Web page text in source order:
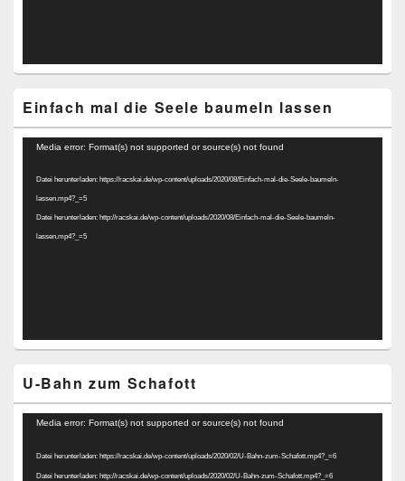
Einfach mal die Seele baumeln lassen
Video-
Media error: Format(s) not supported or source(s) not found
Datei herunterladen: https://racskai.de/wp-content/uploads/2020/08/Einfach-mal-die-Seele-baumeln-
lassen.mp4?_=5
Datei herunterladen: http://racskai.de/wp-content/uploads/2020/08/Einfach-mal-die-Seele-baumeln-
lassen.mp4?_=5
U-Bahn zum Schafott
Video-
Media error: Format(s) not supported or source(s) not found
Datei herunterladen: https://racskai.de/wp-content/uploads/2020/02/U-Bahn-zum-Schafott.mp4?_=6
Datei herunterladen: http://racskai.de/wp-content/uploads/2020/02/U-Bahn-zum-Schafott.mp4?_=6